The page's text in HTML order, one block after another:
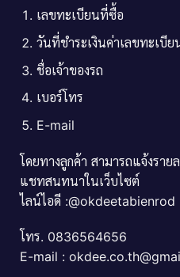
เลขทะเบียนที่ซื้อ
วันที่ชำระเงินค่าเลขทะเบีย
ชื่อเจ้าของรถ
เบอร์โทร
E-mail
โดยทางลูกค้า สามารถแจ้งราย
แชทสนทนาในเว็บไซต์
ไลน์ไอดี :@okdeetabienrod
โทร. 0836564656
E-mail :